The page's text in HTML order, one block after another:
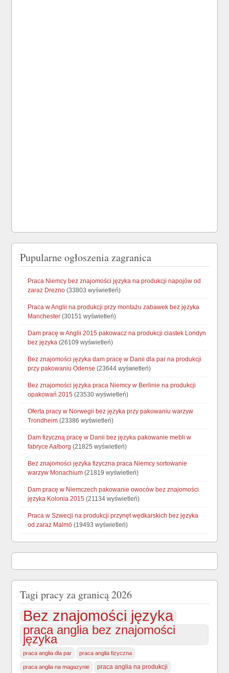
Pupularne ogłoszenia zagranica
Praca Niemcy bez znajomości języka na produkcji napojów od
zaraz Drezno (33803 wyświetleń)
Praca w Anglii na produkcji przy montażu zabawek bez języka
Manchester (30151 wyświetleń)
Dam pracę w Anglii 2015 pakowacz na produkcji ciastek Londyn
bez języka (26109 wyświetleń)
Bez znajomości języka dam pracę w Danii dla par na produkcji
przy pakowaniu Odense (23644 wyświetleń)
Bez znajomości języka praca Niemcy w Berlinie na produkcji
opakowań 2015 (23530 wyświetleń)
Oferta pracy w Norwegii bez języka przy pakowaniu warzyw
Trondheim (23386 wyświetleń)
Dam fizyczną pracę w Danii bez języka pakowanie mebli w
fabryce Aalborg (21825 wyświetleń)
Bez znajomości języka fizyczna praca Niemcy sortowanie
warzyw Monachium (21819 wyświetleń)
Dam pracę w Niemczech pakowanie owoców bez znajomości
języka Kolonia 2015 (21134 wyświetleń)
Praca w Szwecji na produkcji przynęt wędkarskich bez języka
od zaraz Malmö (19493 wyświetleń)
Tagi pracy za granicą 2026
Bez znajomości języka
praca anglia bez znajomości
języka
praca anglia dla par praca anglia fizyczna
praca anglia na magazynie praca anglia na produkcji